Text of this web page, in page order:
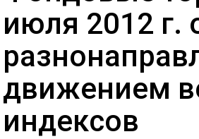
июля 2012 г.
движением
индексов